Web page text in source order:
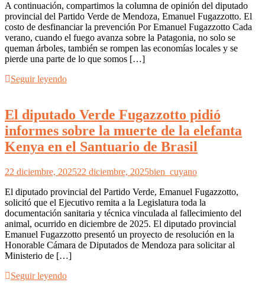
A continuación, compartimos la columna de opinión del diputado
provincial del Partido Verde de Mendoza, Emanuel Fugazzotto. El
costo de desfinanciar la prevención Por Emanuel Fugazzotto Cada
verano, cuando el fuego avanza sobre la Patagonia, no solo se
queman árboles, también se rompen las economías locales y se
pierde una parte de lo que somos […]
Seguir leyendo
El diputado Verde Fugazzotto pidió
informes sobre la muerte de la elefanta
Kenya en el Santuario de Brasil
22 diciembre, 202522 diciembre, 2025bien_cuyano
El diputado provincial del Partido Verde, Emanuel Fugazzotto,
solicitó que el Ejecutivo remita a la Legislatura toda la
documentación sanitaria y técnica vinculada al fallecimiento del
animal, ocurrido en diciembre de 2025. El diputado provincial
Emanuel Fugazzotto presentó un proyecto de resolución en la
Honorable Cámara de Diputados de Mendoza para solicitar al
Ministerio de […]
Seguir leyendo